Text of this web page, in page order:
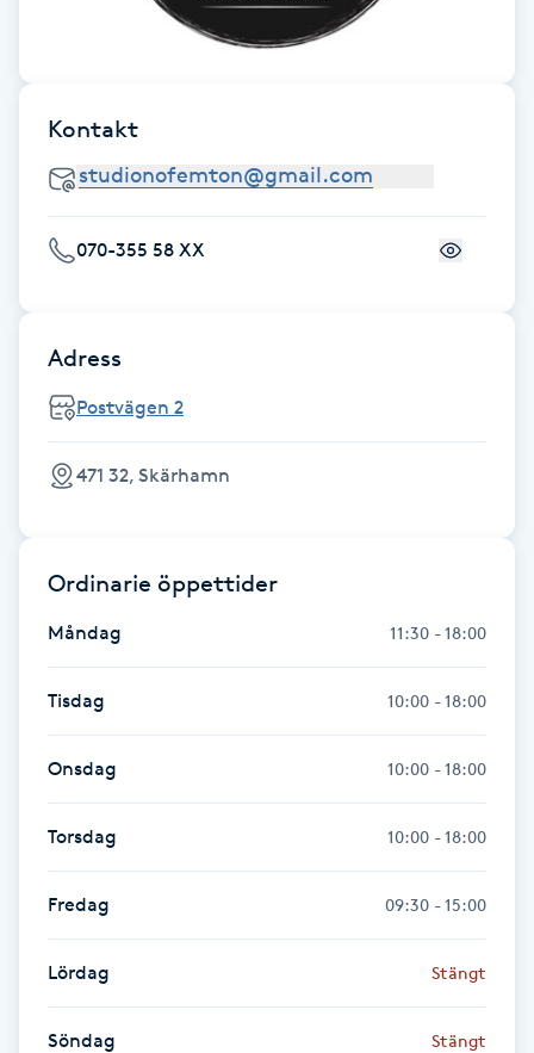
Gel naglar
Gelenaglar
Gellack
Gellack med förstärkning
Gua Sha-massage
Kontakt
070-355 58 XX
Adress
Postvägen 2
471 32, Skärhamn
Ordinarie öppettider
Måndag 11:30 - 18:00
Tisdag 10:00 - 18:00
Onsdag 10:00 - 18:00
Torsdag 10:00 - 18:00
Fredag 09:30 - 15:00
Lördag Stängt
Söndag Stängt